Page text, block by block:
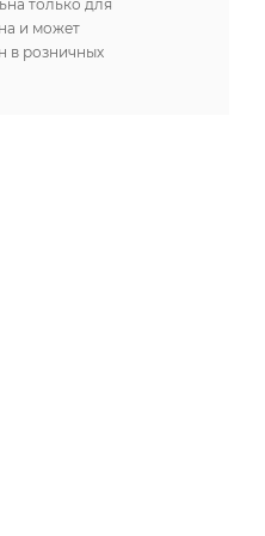
только для
и может
в розничных